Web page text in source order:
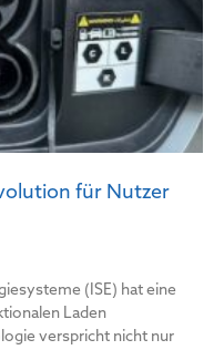
für Nutzer
(ISE) hat eine
Laden
verspricht nicht nur